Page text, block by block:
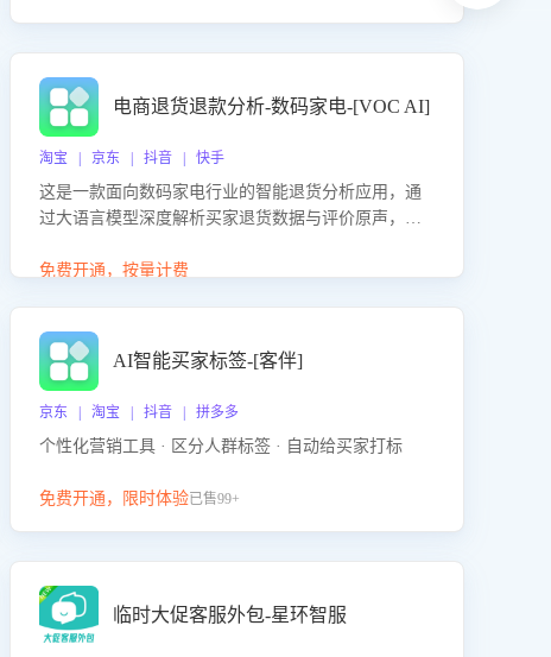
电商退货退款分析-数码家电-[VOC AI]
淘宝 | 京东 | 抖音 | 快手
这是一款面向数码家电行业的智能退货分析应用，通
过大语言模型深度解析买家退货数据与评价原声，精
因，并输出可落地的改进建议，通过挖掘用户痛点驱
免费开通，按量计费
AI智能买家标签-[客伴]
京东 | 淘宝 | 抖音 | 拼多多
个性化营销工具 · 区分人群标签 · 自动给买家打标
免费开通，限时体验已售99+
临时大促客服外包-星环智服